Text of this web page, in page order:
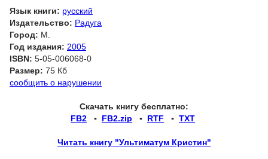
Язык книги: русский
Издательство: Радуга
Город: М.
Год издания: 2005
ISBN: 5-05-006068-0
Размер: 75 Кб
сообщить о нарушении
Скачать книгу бесплатно:
FB2 ▪ FB2.zip ▪ RTF ▪ TXT
Читать книгу "Ультиматум Кристин"